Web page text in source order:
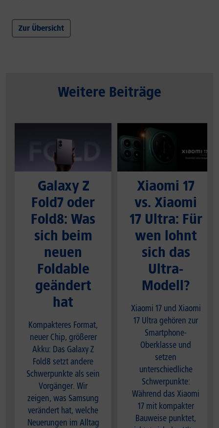
Zur Übersicht
Weitere Beiträge
Galaxy Z
Fold7 oder
Fold8: Was
sich beim
neuen
Foldable
geändert
hat
Kompakteres Format,
neuer Chip, größerer
Akku: Das Galaxy Z
Fold8 setzt andere
Schwerpunkte als sein
Vorgänger. Wir
zeigen, was Samsung
verändert hat, welche
Neuerungen im Alltag
Xiaomi 17
vs. Xiaomi
17 Ultra: Für
wen lohnt
sich das
Ultra-
Modell?
Xiaomi 17 und Xiaomi
17 Ultra gehören zur
Smartphone-
Oberklasse und
setzen
unterschiedliche
Schwerpunkte:
Während das Xiaomi
17 mit kompakter
Bauweise punktet,